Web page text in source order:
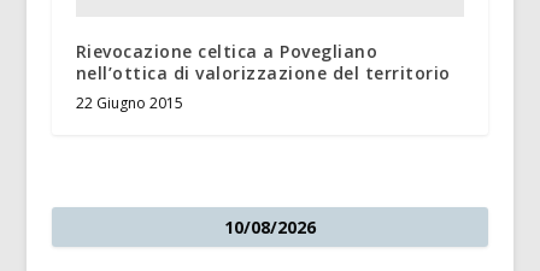
Rievocazione celtica a Povegliano
nell’ottica di valorizzazione del territorio
22 Giugno 2015
10/08/2026